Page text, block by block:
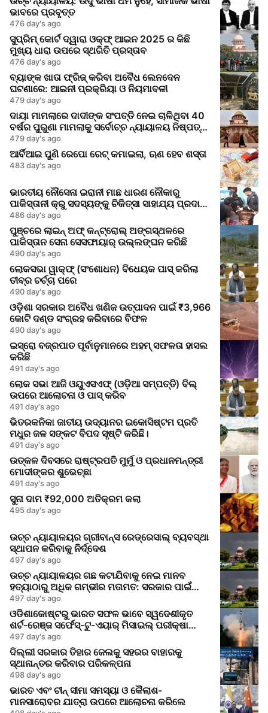
ଭାବରେ ପ୍ରବୃତ୍ତ
476 day's ago
ସୁପ୍ରିମ୍ କୋର୍ଟ ଦ୍ୱାରା ଓକ୍‌ଫ୍ ଆଇନ 2025 ର କିଛି
ମୁଖ୍ୟ ଧାରା ଉପରେ ସ୍ଥଗିତି ପ୍ରସ୍ତାବ
476 day's ago
ବ୍ୟାଙ୍କ ଖାତା ଫ୍ରିଜ୍ କରିବା ଅବୈଧ ଲେନଦେନ
ଘଟଣାରେ: ଆଇନୀ ପ୍ରକ୍ରିୟା ଓ ନିୟମାବଳୀ
479 day's ago
ଦାୟା ମାମଲାରେ ଦାଦୀଙ୍କ ସଂପତ୍ତି ନେଇ ଚାଳିଥିବା 40
ବର୍ଷର ପୁରୁଣା ମାମଲାକୁ ସର୍ବୋଚ୍ଚ ନ୍ୟାୟାଳୟ ନିଷ୍ପତ୍ତି
କଲା
479 day's ago
ଆର୍ବିଆଇ ପୁଣି ରେପୋ ରେଟ୍ କମାଇଲା, ଋଣ ହେବ ଶସ୍ତା
483 day's ago
ଭାରତୀୟ ନୌସେନା ଇରାନୀ ମାଛ ଧାରଣ ନୌକାରୁ
ପାକିସ୍ତାନୀ କ୍ରୁ ସଦସ୍ୟଙ୍କୁ ଚିକିତ୍ସା ସାହାଯ୍ୟ ପ୍ରଦାନ
କଲେ
486 day's ago
ପୁଞ୍ଚରେ ଲାଇନ୍ ଅଫ୍ କନ୍ଟ୍ରୋଲ୍ ଅଙ୍ଗସ୍ଥଳରେ
ପାକିସ୍ତାନ ସେନା ସେସଫାୟାର୍ ଉଲ୍ଲଙ୍ଘନ କରିଛି
490 day's ago
ଲୋକସଭା ୱାକ୍ଫ୍ (ସଂଶୋଧନ) ବିଧେୟକ ପାସ୍ କରିଲା
ତୀବ୍ର ଚର୍ଚ୍ଚା ପରେ
490 day's ago
ଓଡ଼ିଶା ସରକାର ଅବୈଧ ଖଣିଜ ଉତ୍ପାଦନ ପାଇଁ ₹3,966
କୋଟି ଦଣ୍ଡ ସଂଗ୍ରହ କରିବାରେ ବିଫଳ
490 day's ago
ଇସ୍ରୋ ବଜ୍ରପାତ ପୂର୍ବାନୁମାନରେ ଅହମ୍ ସଫଳତା ହାସଲ
କରିଛି
491 day's ago
ଲୋକ ସଭା ଆଜି ଓୟୁଏସଏଫ୍ (ଓଡ଼ିଆ ସମ୍ପତ୍ତି) ବିଲ୍
ଉପରେ ଆଲୋଚନା ଓ ପାସ୍ କରିବ
491 day's ago
ଭିତରକନିକା ଜାତୀୟ ଉଦ୍ୟାନର ଇକୋସିଷ୍ଟମ ପ୍ରତି
ମଧୁର ଜଳ ସଙ୍କଟ ବିପଦ ସୃଷ୍ଟି କରିଛି।
491 day's ago
ଉତ୍କଳ ଦିବସରେ ରାଷ୍ଟ୍ରପତି ମୁର୍ମୁ ଓ ପ୍ରଧାନମନ୍ତ୍ରୀ
ମୋଦୀଙ୍କର ଶୁଭେଚ୍ଛା
491 day's ago
ସୁନା ଦାମ ₹92,000 ଅତିକ୍ରମ କଲା
495 day's ago
ଉଚ୍ଚ ନ୍ୟାୟାଳୟର ଗ୍ରୀବାନ୍ସ ରେଡ୍ରେସାଲ୍ ବ୍ୟବସ୍ଥା
ସ୍ଥାପନ କରିବାକୁ ନିର୍ଦ୍ଦେଶ
497 day's ago
ଉଚ୍ଚ ନ୍ୟାୟାଳୟର ଗଛ କଟାଯିବାକୁ ନେଇ ମାନବ
ହତ୍ୟାଠାରୁ ଅଧିକ ଗମ୍ଭୀର ମତାମତ: ସରକାର ପାଇଁ
ଜାଗୃକତା ସଙ୍କେତ
497 day's ago
ଓଡିଶାକୋଷ୍ଟରୁ ଭାରତ ସଫଳ ଭାବେ ସ୍ୱଦେଶୀକୃତ
ଶର୍ଟ-ରେଞ୍ଜ ସର୍ଫେସ୍-ଟୁ-ଏୟାର୍ ମିସାଇଲ୍ ପରୀକ୍ଷା
କରିଲା
497 day's ago
ଦିଲ୍ଲୀ ସରକାର ତିହାର ଜେଲକୁ ସହରର ବାହାରକୁ
ସ୍ଥାନାନ୍ତର କରିବାର ପରିକଳ୍ପନା
498 day's ago
ଭାରତ ଏବଂ ଚୀନ୍ ସୀମା ସମସ୍ୟା ଓ କୈଲାଶ-
ମାନସାରୋବର ଯାତ୍ରା ଉପରେ ଆଲୋଚନା କରିଲେ